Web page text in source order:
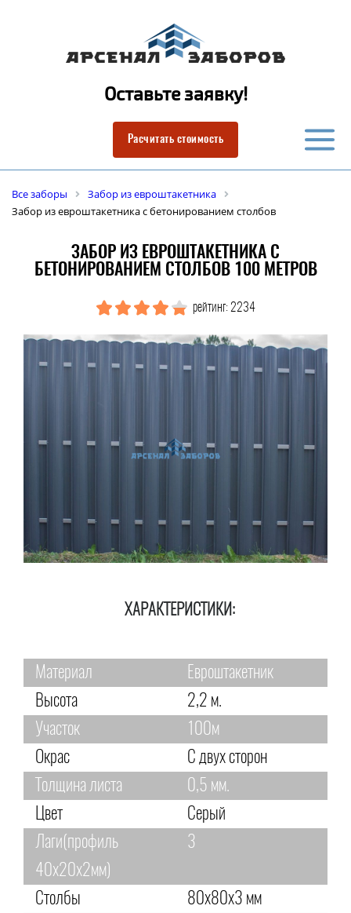
Оставьте заявку!
Расчитать стоимость
Все заборы
Забор из евроштакетника
Забор из евроштакетника с бетонированием столбов
ЗАБОР ИЗ ЕВРОШТАКЕТНИКА С
БЕТОНИРОВАНИЕМ СТОЛБОВ 100 МЕТРОВ
рейтинг: 2234
ХАРАКТЕРИСТИКИ:
Материал
Евроштакетник
Высота
2,2 м.
Участок
100м
Окрас
С двух сторон
Толщина листа
0,5 мм.
Цвет
Серый
Лаги(профиль
40х20х2мм)
3
Столбы
80х80х3 мм